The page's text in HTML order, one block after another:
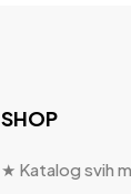
SHOP
★ Katalog svih